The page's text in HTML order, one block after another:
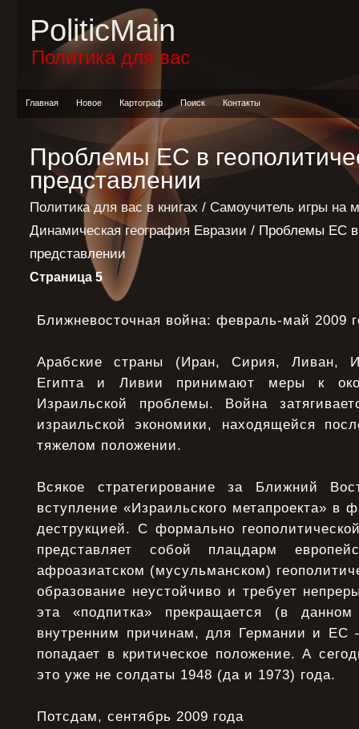
PoliticMain
Политика для вас
Главная Новое Картограф Поиск Контакты
Проблемы ЕС в
представлении
Политика для вас в книгах / Самоучитель игры на
Динамическая география Евразии / Проблемы ЕС в
представлении
Страница 5
Ближневосточная война: февраль-май 2009
Арабские страны (Иран, Сирия, Ливан,
Египта и Ливии принимают меры к
Израильской проблемы. Война
израильской экономики, находящейся
тяжелом положении.
Всякое стратегирование за Ближний
вступление «Израильского метапроекта» в
деструкцией. С формально
представляет собой плацдарм
афроазиатском (мусульманском)
образование неустойчиво и требует
эта «подпитка» прекращается (в
внутренним причинам, для Германии и
попадает в критическое положение. А
это уже не солдаты 1948 (да и 1973) года.
Потсдам, сентябрь 2009 года